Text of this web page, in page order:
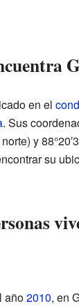
en el
. Sus
y
su
año2010, en